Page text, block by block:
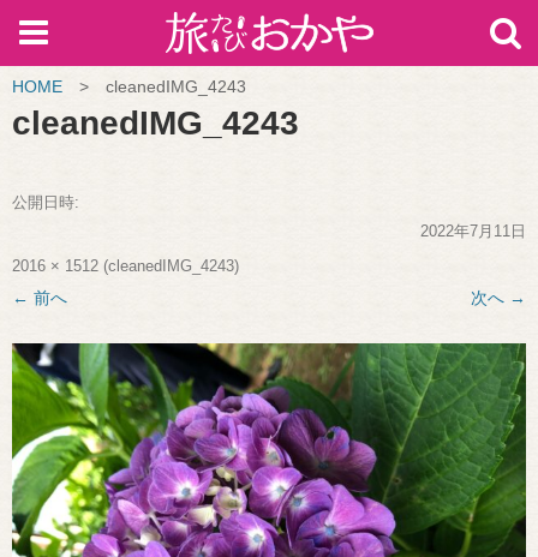
HOME > cleanedIMG_4243
cleanedIMG_4243
公開日時:
2022年7月11日
2016 × 1512 (cleanedIMG_4243)
← 前へ 次へ →